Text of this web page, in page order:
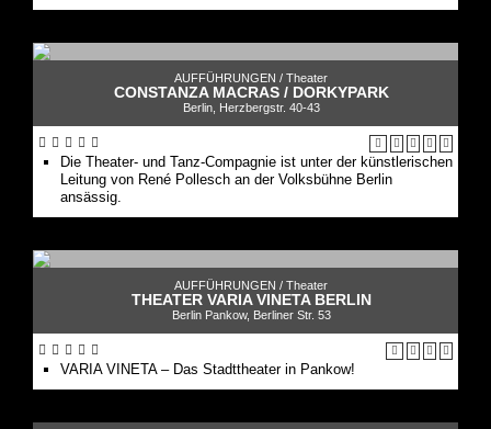
AUFFÜHRUNGEN / Theater
CONSTANZA MACRAS / DORKYPARK
Berlin, Herzbergstr. 40-43
Die Theater- und Tanz-Compagnie ist unter der künstlerischen
Leitung von René Pollesch an der Volksbühne Berlin
ansässig.
AUFFÜHRUNGEN / Theater
THEATER VARIA VINETA BERLIN
Berlin Pankow, Berliner Str. 53
VARIA VINETA – Das Stadttheater in Pankow!